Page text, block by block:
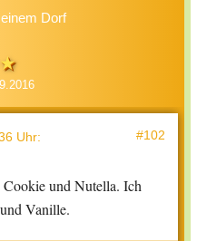
Dorf
Uhr: #102
und Nutella. Ich
Vanille.